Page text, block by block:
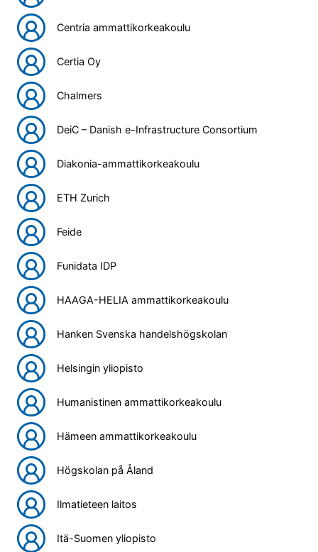
Centria ammattikorkeakoulu
Certia Oy
Chalmers
DeiC – Danish e-Infrastructure Consortium
Diakonia-ammattikorkeakoulu
ETH Zurich
Feide
Funidata IDP
HAAGA-HELIA ammattikorkeakoulu
Hanken Svenska handelshögskolan
Helsingin yliopisto
Humanistinen ammattikorkeakoulu
Hämeen ammattikorkeakoulu
Högskolan på Åland
Ilmatieteen laitos
Itä-Suomen yliopisto